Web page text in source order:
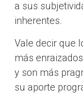
a sus
inherentes.
Vale decir que
más
y son más
su aporte